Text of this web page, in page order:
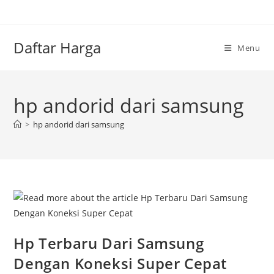
Daftar Harga Menu
hp andorid dari samsung
> hp andorid dari samsung
Hp Terbaru Dari Samsung
Dengan Koneksi Super Cepat